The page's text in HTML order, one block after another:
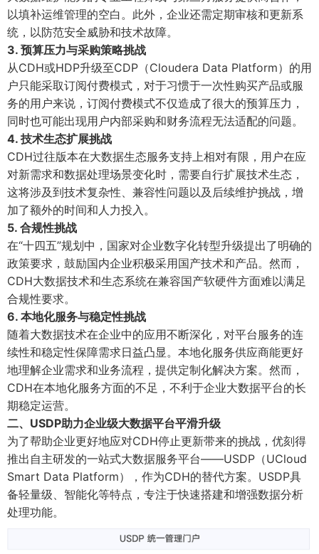
以填补运维管理的空白。此外，企业还需定期审核和更新系
统，以防范安全威胁和技术故障。
3. 预算压力与采购策略挑战
从CDH或HDP升级至CDP（Cloudera Data Platform）的用
户只能采取订阅付费模式，对于习惯于一次性购买产品或服
务的用户来说，订阅付费模式不仅造成了很大的预算压力，
同时也可能出现用户内部采购和财务流程无法适配的问题。
4. 技术生态扩展挑战
CDH过往版本在大数据生态服务支持上相对有限，用户在应
对新需求和数据处理场景变化时，需要自行扩展技术生态，
这将涉及到技术复杂性、兼容性问题以及后续维护挑战，增
加了额外的时间和人力投入。
5. 合规性挑战
在“十四五”规划中，国家对企业数字化转型升级提出了明确的
政策要求，鼓励国内企业积极采用国产技术和产品。然而，
CDH大数据技术和生态系统在兼容国产软硬件方面难以满足
合规性要求。
6. 本地化服务与稳定性挑战
随着大数据技术在企业中的应用不断深化，对平台服务的连
续性和稳定性保障需求日益凸显。本地化服务供应商能更好
地理解企业需求和业务流程，提供定制化解决方案。然而，
CDH在本地化服务方面的不足，不利于企业大数据平台的长
期稳定运营。
二、USDP助力企业级大数据平台平滑升级
为了帮助企业更好地应对CDH停止更新带来的挑战，优刻得
推出自主研发的一站式大数据服务平台——USDP（UCloud
Smart Data Platform），作为CDH的替代方案。USDP具
备轻量级、智能化等特点，专注于快速搭建和增强数据分析
处理功能。